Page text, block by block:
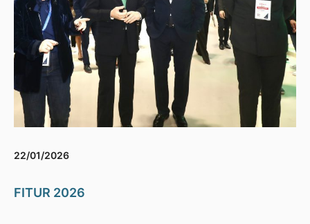
22/01/2026
FITUR 2026